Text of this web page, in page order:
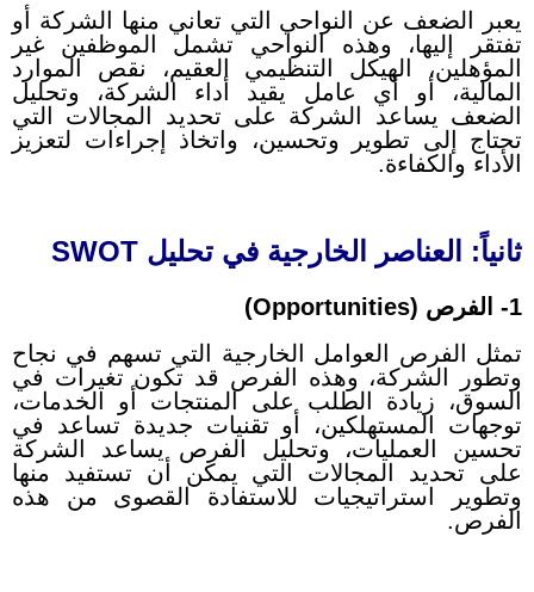
يعبر الضعف عن النواحي التي تعاني منها الشركة أو
تفتقر إليها، وهذه النواحي تشمل الموظفين غير
المؤهلين، الهيكل التنظيمي العقيم، نقص الموارد
المالية، أو أي عامل يقيد أداء الشركة، وتحليل
الضعف يساعد الشركة على تحديد المجالات التي
تحتاج إلى تطوير وتحسين، واتخاذ إجراءات لتعزيز
الأداء والكفاءة.
ثانياً: العناصر الخارجية في تحليل SWOT
1- الفرص (Opportunities)
تمثل الفرص العوامل الخارجية التي تسهم في نجاح
وتطور الشركة، وهذه الفرص قد تكون تغيرات في
السوق، زيادة الطلب على المنتجات أو الخدمات،
توجهات المستهلكين، أو تقنيات جديدة تساعد في
تحسين العمليات، وتحليل الفرص يساعد الشركة
على تحديد المجالات التي يمكن أن تستفيد منها
وتطوير استراتيجيات للاستفادة القصوى من هذه
الفرص.